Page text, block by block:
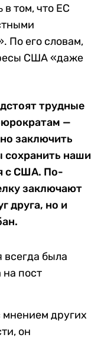
том, что ЕС
По его словам,
США «даже
трудные
—
заключить
сохранить наши
с США. По-
заключают
друга, но и
всегда была
пост
мнением других
он